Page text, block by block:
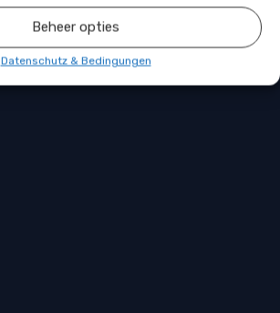
Beheer opties
Datenschutz & Bedingungen